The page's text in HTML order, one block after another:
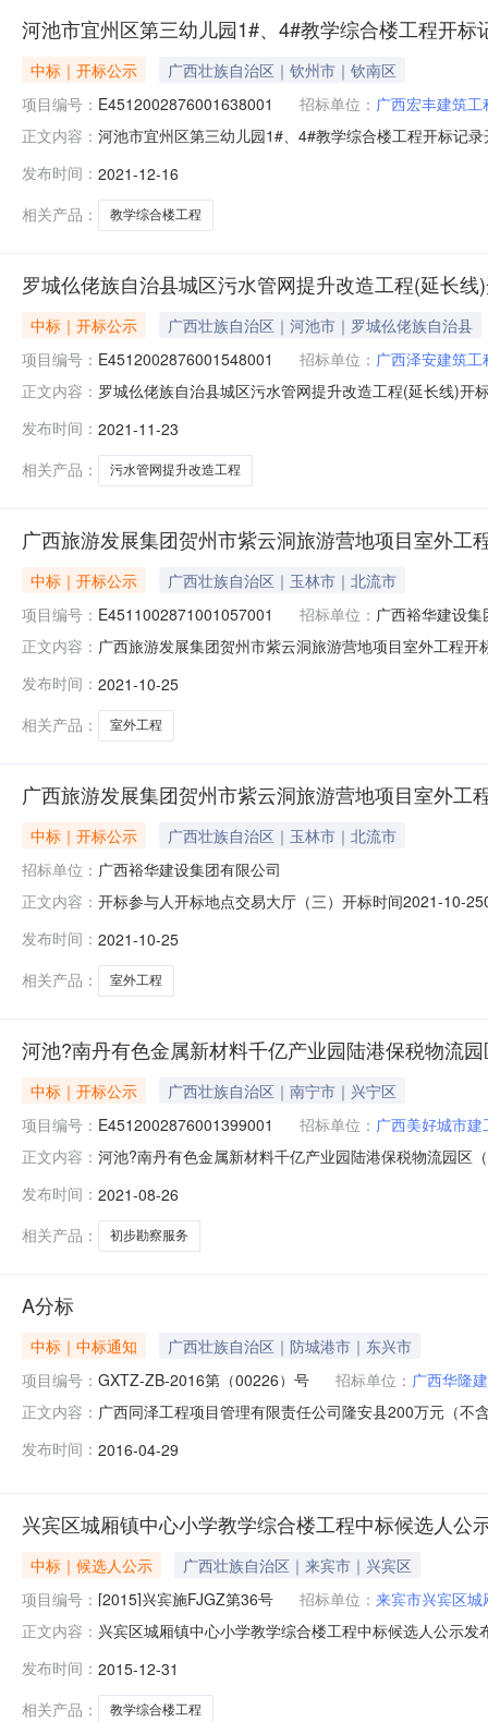
河池市宜州区第三幼儿园1#、4#教学综合楼工程开标
中标｜开标公示
广西壮族自治区｜钦州市｜钦南区
项目编号： E4512002876001638001 招标单位： 广西宏丰建筑
正文内容： 河池市宜州区第三幼儿园1#、4#教学综合楼工程开标记
庆祥建设工程有限公司;项目负责人:郭松玉;报价
发布时间： 2021-12-16
相关产品：
教学综合楼工程
罗城仫佬族自治县城区污水管网提升改造工程(延长线
中标｜开标公示
广西壮族自治区｜河池市｜罗城仫佬族自治县
项目编号： E4512002876001548001 招标单位： 广西泽安建筑
正文内容： 罗城仫佬族自治县城区污水管网提升改造工程(延长线)
广西桂宝工程监理咨询有限公司;项目负责人:;报价:0.00
发布时间： 2021-11-23
相关产品：
污水管网提升改造工程
广西旅游发展集团贺州市紫云洞旅游营地项目室外工
中标｜开标公示
广西壮族自治区｜玉林市｜北流市
项目编号： E4511002871001057001 招标单位： 广西裕华建设
正文内容： 广西旅游发展集团贺州市紫云洞旅游营地项目室外工程
间:SunOct2417:59:36CST2021,投标人名称:广西华领建
发布时间： 2021-10-25
相关产品：
室外工程
广西旅游发展集团贺州市紫云洞旅游营地项目室外工
中标｜开标公示
广西壮族自治区｜玉林市｜北流市
招标单位： 广西裕华建设集团有限公司
正文内容： 开标参与人开标地点交易大厅（三）开标时间2021-10-
额:0.00元,投标文件递交时间:未上传,投标人名称:广东省
发布时间： 2021-10-25
相关产品：
室外工程
河池?南丹有色金属新材料千亿产业园陆港保税物流
中标｜开标公示
广西壮族自治区｜南宁市｜兴宁区
项目编号： E4512002876001399001 招标单位： 广西美好城市
正文内容： 河池?南丹有色金属新材料千亿产业园陆港保税物流园区
历天;质量要求:;保证金金额:0.00元,投标文件递交时间:未
发布时间： 2021-08-26
相关产品：
初步勘察服务
A分标
中标｜中标通知
广西壮族自治区｜防城港市｜东兴市
项目编号： GXTZ-ZB-2016第（00226）号 招标单位： 广西华隆
正文内容： 广西同泽工程项目管理有限责任公司隆安县200万元（
元）以下政府投资工程项目施工定点采购进行国内公开
发布时间： 2016-04-29
兴宾区城厢镇中心小学教学综合楼工程中标候选人公
中标｜候选人公示
广西壮族自治区｜来宾市｜兴宾区
项目编号： [2015]兴宾施FJGZ第36号 招标单位： 来宾市兴宾区
正文内容： 兴宾区城厢镇中心小学教学综合楼工程中标候选人公示
市兴宾区城厢镇中心小学招标类别■委托招标□自行招标
面积为2708
发布时间： 2015-12-31
相关产品：
教学综合楼工程